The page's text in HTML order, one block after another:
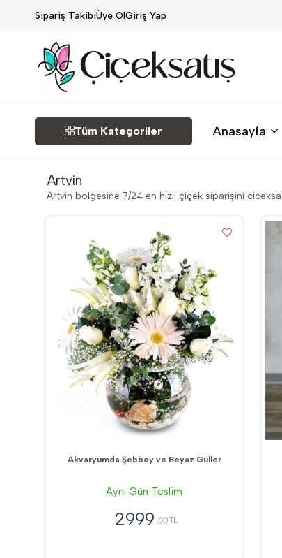
Sipariş TakibiÜye OlGiriş Yap
Çiçek
Satış
Tüm Kategoriler Anasayfa
Artvin
Artvin bölgesine 7/24 en hızlı çiçek siparişini
Akvaryumda Şebboy ve Beyaz Güller
Aynı Gün Teslim
2999 ,00 TL